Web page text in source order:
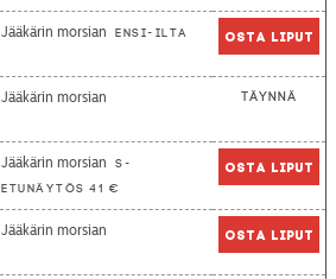
Jääkärin morsian Ensi-ilta Osta liput
Jääkärin morsian Täynnä
Jääkärin morsian
S-
etunäytös 41 €
Osta liput
Jääkärin morsian Osta liput